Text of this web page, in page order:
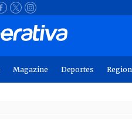
Magazine Deportes